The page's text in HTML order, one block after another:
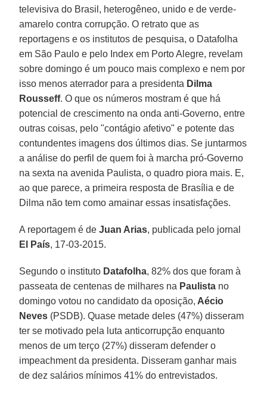
televisiva do Brasil, heterogêneo, unido e de verde-
amarelo contra corrupção. O retrato que as
reportagens e os institutos de pesquisa, o Datafolha
em São Paulo e pelo Index em Porto Alegre, revelam
sobre domingo é um pouco mais complexo e nem por
isso menos aterrador para a presidenta Dilma
Rousseff. O que os números mostram é que há
potencial de crescimento na onda anti-Governo, entre
outras coisas, pelo "contágio afetivo" e potente das
contundentes imagens dos últimos dias. Se juntarmos
a análise do perfil de quem foi à marcha pró-Governo
na sexta na avenida Paulista, o quadro piora mais. E,
ao que parece, a primeira resposta de Brasília e de
Dilma não tem como amainar essas insatisfações.
A reportagem é deJuan Arias, publicada pelo jornal
El País, 17-03-2015.
Segundo o instituto Datafolha, 82% dos que foram à
passeata de centenas de milhares na Paulista no
domingo votou no candidato da oposição, Aécio
Neves (PSDB). Quase metade deles (47%) disseram
ter se motivado pela luta anticorrupção enquanto
menos de um terço (27%) disseram defender o
impeachment da presidenta. Disseram ganhar mais
de dez salários mínimos 41% do entrevistados.